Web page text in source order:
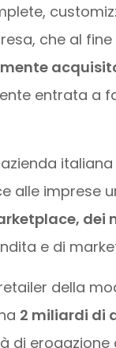
che al
entrata a
azienda
alle imprese
dei
e di
della
2 miliardi di
di erogazione